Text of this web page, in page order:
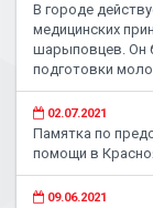
В городе
медицинских
шарыповцев. Он
подготовки
02.07.2021
Памятка по
помощи в
09.06.2021